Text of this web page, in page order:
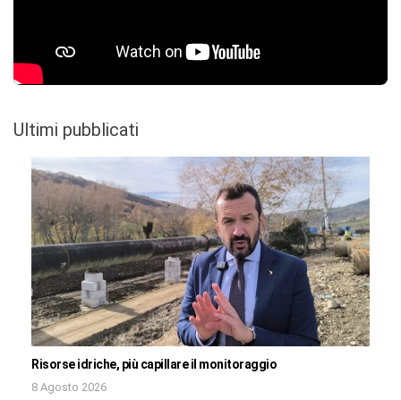
Ultimi pubblicati
Risorse idriche, più capillare il monitoraggio
8 Agosto 2026